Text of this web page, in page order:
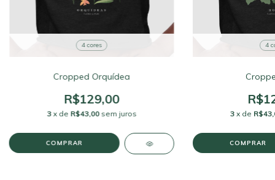
4 cores
Cropped Orquídea
R$129,00
3 x de R$43,00 sem juros
COMPRAR
4
3 x de
COMPRAR